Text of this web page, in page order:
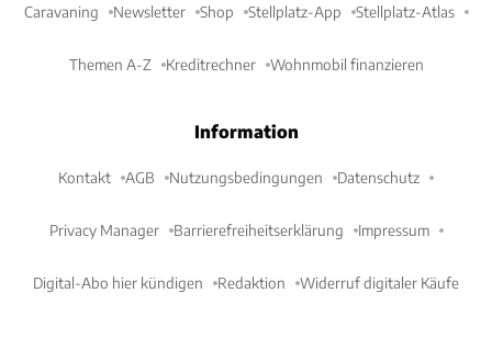
Caravaning Newsletter Shop Stellplatz-App Stellplatz-Atlas
Themen A-Z Kreditrechner Wohnmobil finanzieren
Information
Kontakt AGB Nutzungsbedingungen Datenschutz
Privacy Manager Barrierefreiheitserklärung Impressum
Digital-Abo hier kündigen Redaktion Widerruf digitaler Käufe